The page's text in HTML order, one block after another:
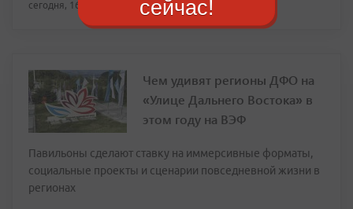
сегодня, 16:24
Чем удивят регионы ДФО на
«Улице Дальнего Востока» в
этом году на ВЭФ
Павильоны сделают ставку на иммерсивные форматы,
социальные проекты и сценарии повседневной жизни в
регионах
сейчас!